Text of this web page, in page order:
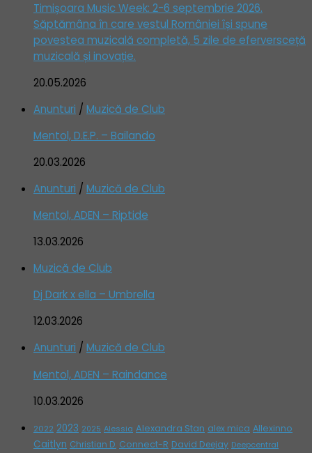
Timișoara Music Week: 2-6 septembrie 2026.
Săptămâna în care vestul României își spune
povestea muzicală completă, 5 zile de eferversceță
muzicală și inovație.
20.05.2026
Anunturi / Muzică de Club
Mentol, D.E.P. – Bailando
20.03.2026
Anunturi / Muzică de Club
Mentol, ADEN – Riptide
13.03.2026
Muzică de Club
Dj Dark x ella – Umbrella
12.03.2026
Anunturi / Muzică de Club
Mentol, ADEN – Raindance
10.03.2026
2022 2023 2025 Alessia Alexandra Stan alex mica Allexinno
Caitlyn Christian D. Connect-R David Deejay Deepcentral